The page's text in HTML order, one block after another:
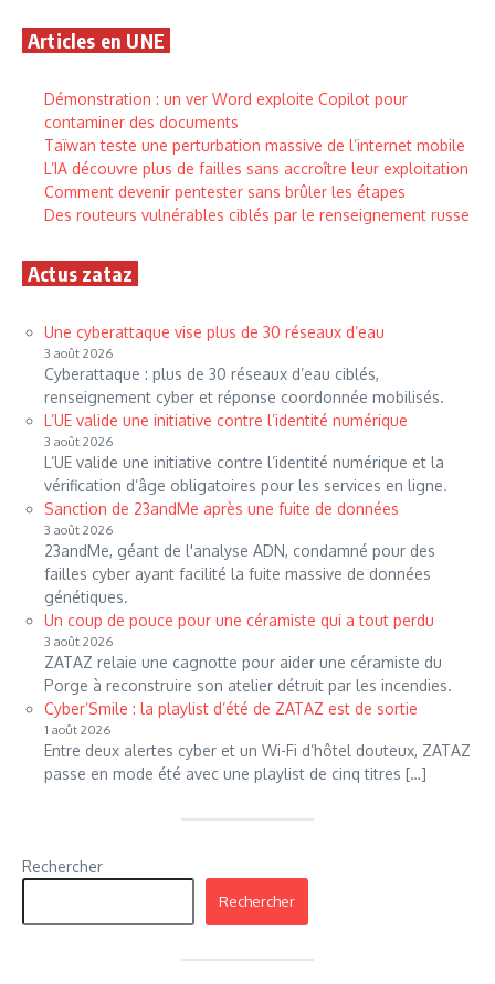
Articles en UNE
Démonstration : un ver Word exploite Copilot pour
contaminer des documents
Taïwan teste une perturbation massive de l’internet mobile
L’IA découvre plus de failles sans accroître leur exploitation
Comment devenir pentester sans brûler les étapes
Des routeurs vulnérables ciblés par le renseignement russe
Actus zataz
Une cyberattaque vise plus de 30 réseaux d’eau
3 août 2026
Cyberattaque : plus de 30 réseaux d’eau ciblés,
renseignement cyber et réponse coordonnée mobilisés.
L’UE valide une initiative contre l’identité numérique
3 août 2026
L’UE valide une initiative contre l’identité numérique et la
vérification d’âge obligatoires pour les services en ligne.
Sanction de 23andMe après une fuite de données
3 août 2026
23andMe, géant de l'analyse ADN, condamné pour des
failles cyber ayant facilité la fuite massive de données
génétiques.
Un coup de pouce pour une céramiste qui a tout perdu
3 août 2026
ZATAZ relaie une cagnotte pour aider une céramiste du
Porge à reconstruire son atelier détruit par les incendies.
Cyber’Smile : la playlist d’été de ZATAZ est de sortie
1 août 2026
Entre deux alertes cyber et un Wi-Fi d’hôtel douteux, ZATAZ
passe en mode été avec une playlist de cinq titres […]
Rechercher
Rechercher